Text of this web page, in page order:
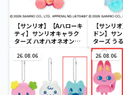
【サンリオ】【Aハローキ
ティ】サンリオキャラク
ターズ ハオハオネオンタ
【サンリ
ドン】サ
ターズ う
デカドール
26.08.06 26.08.06